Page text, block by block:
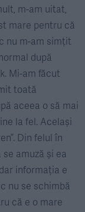
m-am uitat,
mare pentru că
nu m-am simțit
după
Mi-am făcut
toată
aceea o să mai
la fel. Același
Din felul în
amuză și ea
informația e
nu se schimbă
că e o mare